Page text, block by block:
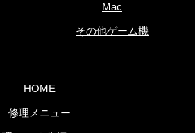
Mac
その他ゲーム機
HOME
修理メニュー